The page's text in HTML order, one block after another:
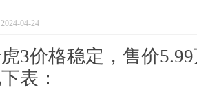
04-24
3价格稳定，售价
表：